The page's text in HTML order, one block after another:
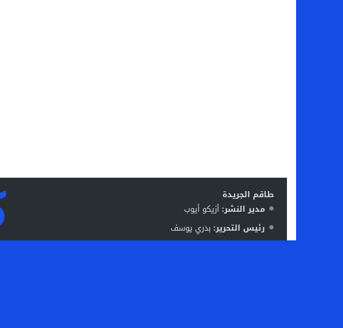
طاقم الجريدة
مدير النشر: أزيكو أيوب
رئيس التحرير: بدري يوسف